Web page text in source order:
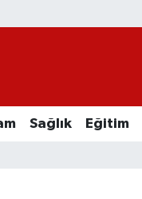
Sağlık Eğitim